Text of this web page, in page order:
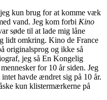
kun brug for at komme væk
vand. Jeg kom forbi Kino
søde til at lade mig låne
lidt omkring. Kino de France
originalsprog og ikke så
jeg så En Kongelig
for 10 år siden. Jeg
havde ændret sig på 10 år.
kun klistermærkerne på